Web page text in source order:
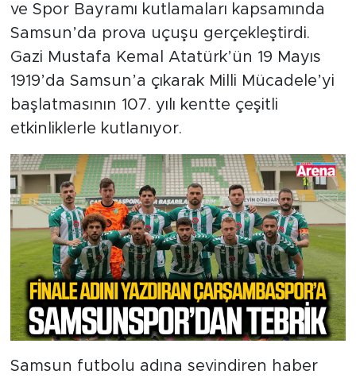
ve Spor Bayramı kutlamaları kapsamında
Samsun’da prova uçuşu gerçekleştirdi.
Gazi Mustafa Kemal Atatürk’ün 19 Mayıs
1919’da Samsun’a çıkarak Milli Mücadele’yi
başlatmasının 107. yılı kentte çeşitli
etkinliklerle kutlanıyor.
Samsun futbolu adına sevindiren haber